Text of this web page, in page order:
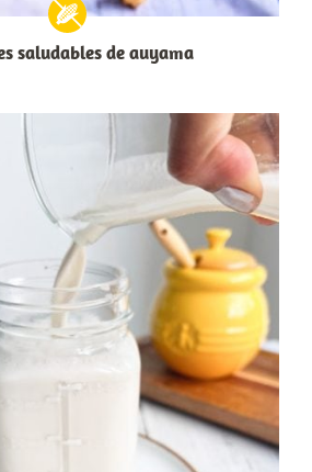
saludables de auyama